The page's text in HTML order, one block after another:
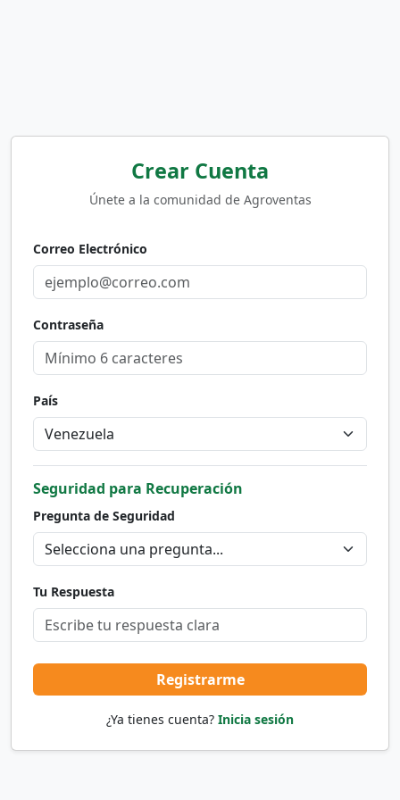
Crear Cuenta
Únete a la comunidad de Agroventas
Correo Electrónico
Contraseña
País
Seguridad para Recuperación
Pregunta de Seguridad
Tu Respuesta
Registrarme
¿Ya tienes cuenta? Inicia sesión